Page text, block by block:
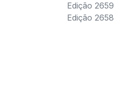
Edição 2659
Edição 2658